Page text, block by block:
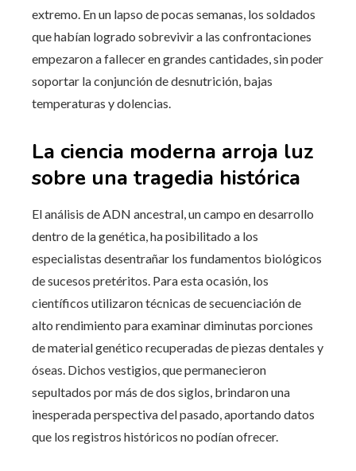
extremo. En un lapso de pocas semanas, los soldados
que habían logrado sobrevivir a las confrontaciones
empezaron a fallecer en grandes cantidades, sin poder
soportar la conjunción de desnutrición, bajas
temperaturas y dolencias.
La ciencia moderna arroja luz
sobre una tragedia histórica
El análisis de ADN ancestral, un campo en desarrollo
dentro de la genética, ha posibilitado a los
especialistas desentrañar los fundamentos biológicos
de sucesos pretéritos. Para esta ocasión, los
científicos utilizaron técnicas de secuenciación de
alto rendimiento para examinar diminutas porciones
de material genético recuperadas de piezas dentales y
óseas. Dichos vestigios, que permanecieron
sepultados por más de dos siglos, brindaron una
inesperada perspectiva del pasado, aportando datos
que los registros históricos no podían ofrecer.